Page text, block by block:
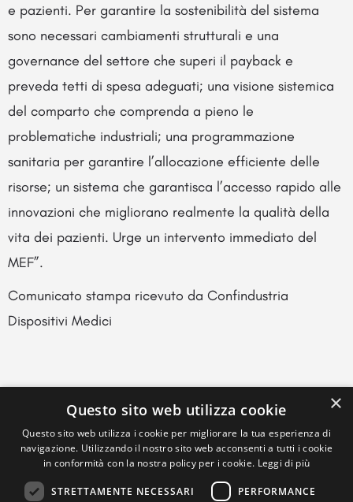
e pazienti. Per garantire la sostenibilità del sistema
sono necessari cambiamenti strutturali e una
governance del settore che superi il payback e
preveda tetti di spesa adeguati; una visione sistemica
del comparto che comprenda a pieno le
problematiche industriali; una programmazione
sanitaria per garantire l’allocazione efficiente delle
risorse; un sistema che garantisca l’accesso rapido alle
innovazioni che migliorano realmente la qualità della
vita dei pazienti. Urge un intervento immediato del
MEF”.
Comunicato stampa ricevuto da Confindustria
Dispositivi Medici
×
Questo sito web utilizza cookie
Questo sito web utilizza i cookie per migliorare la tua esperienza di
navigazione. Utilizzando il nostro sito web acconsenti a tutti i cookie
in conformità con la nostra policy per i cookie. Leggi di più
STRETTAMENTE NECESSARI PERFORMANCE